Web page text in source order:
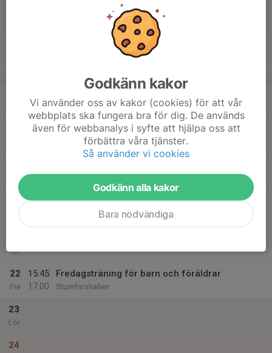
16:00
Inomhusträning
Stureforshallen
Tor
22
Fre
15:45
17:00
Fredagsträning för barn och föräldrar
Stureforshallen
23
Lör
24
Godkänn kakor
Vi använder oss av kakor (cookies) för att vår
webbplats ska fungera bra för dig. De används
även för webbanalys i syfte att hjälpa oss att
förbättra våra tjänster.
Så använder vi cookies
Godkänn alla kakor
Bara nödvändiga